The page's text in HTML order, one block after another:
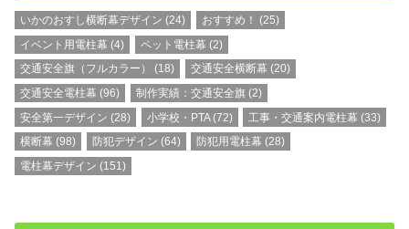
いかのおすし横断幕デザイン (24) おすすめ！ (25)
イベント用電柱幕 (4) ペット電柱幕 (2)
交通安全旗（フルカラー）
(18) 交通安全横断幕 (20)
交通安全電柱幕 (96) 制作実績：交通安全旗(2)
安全第一デザイン (28) 小学校・PTA(72) 工事・交通案内電柱幕 (33)
横断幕 (98) 防犯デザイン (64) 防犯用電柱幕 (28)
電柱幕デザイン (151)